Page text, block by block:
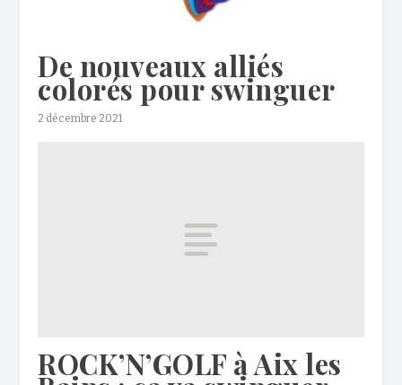
De nouveaux alliés
colorés pour swinguer
2 décembre 2021
ROCK’N’GOLF à Aix les